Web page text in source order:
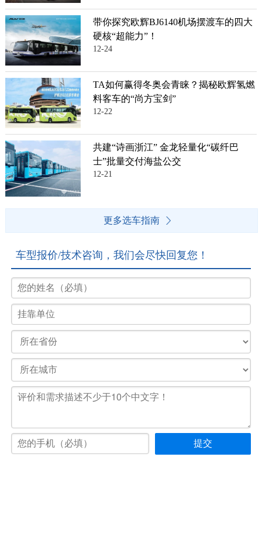
带你探究欧辉BJ6140机场摆渡车的四大
硬核“超能力”！
12-24
TA如何赢得冬奥会青睐？揭秘欧辉氢燃
料客车的“尚方宝剑”
12-22
共建“诗画浙江” 金龙轻量化“碳纤巴
士”批量交付海盐公交
12-21
更多选车指南
车型报价/技术咨询，我们会尽快回复您！